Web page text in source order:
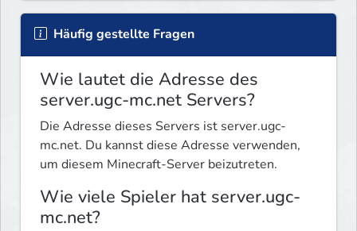
Häufig gestellte Fragen
Wie lautet die Adresse des
server.ugc-mc.net Servers?
Die Adresse dieses Servers ist server.ugc-
mc.net. Du kannst diese Adresse verwenden,
um diesem Minecraft-Server beizutreten.
Wie viele Spieler hat server.ugc-
mc.net?